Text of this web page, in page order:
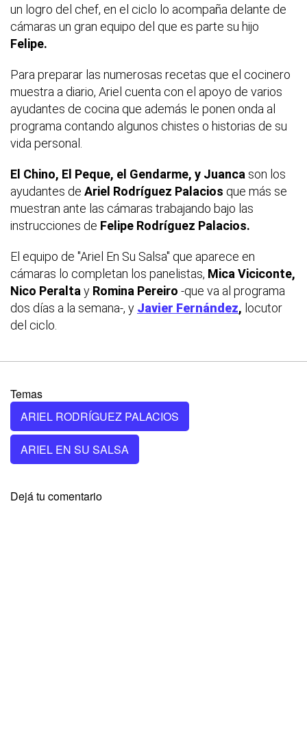
un logro del chef, en el ciclo lo acompaña delante de
cámaras un gran equipo del que es parte su hijo
Felipe.
Para preparar las numerosas recetas que el cocinero
muestra a diario, Ariel cuenta con el apoyo de varios
ayudantes de cocina que además le ponen onda al
programa contando algunos chistes o historias de su
vida personal.
El Chino, El Peque, el Gendarme, y Juanca son los
ayudantes de Ariel Rodríguez Palacios que más se
muestran ante las cámaras trabajando bajo las
instrucciones de Felipe Rodríguez Palacios.
El equipo de "Ariel En Su Salsa" que aparece en
cámaras lo completan los panelistas, Mica Viciconte,
Nico Peralta y Romina Pereiro -que va al programa
dos días a la semana-, y Javier Fernández, locutor
del ciclo.
Temas
ARIEL RODRÍGUEZ PALACIOS
ARIEL EN SU SALSA
Dejá tu comentario